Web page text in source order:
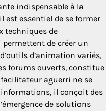
indispensable à la
est essentiel de se former
techniques de
de créer un
d’animation variés,
forums ouverts, constitue
aguerri ne se
il conçoit des
de solutions